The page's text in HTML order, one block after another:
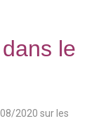
le
2020 sur les